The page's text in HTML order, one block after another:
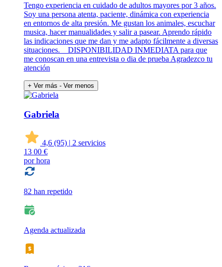
Tengo experiencia en cuidado de adultos mayores por 3 años.
Soy una persona atenta, paciente, dinámica con experiencia
en entornos de alta presión. Me gustan los animales, escuchar
musica, hacer manualidades y salir a pasear. Aprendo rápido
las indicaciones que me dan y me adapto fácilmente a diversas
situaciones. _ DISPONIBILIDAD INMEDIATA para que
me conoscan en una entrevista o dia de prueba Agradezco tu
atención
+ Ver más - Ver menos
Gabriela
4,6 (95) | 2 servicios
13 00 €
por hora
82 han repetido
Agenda actualizada